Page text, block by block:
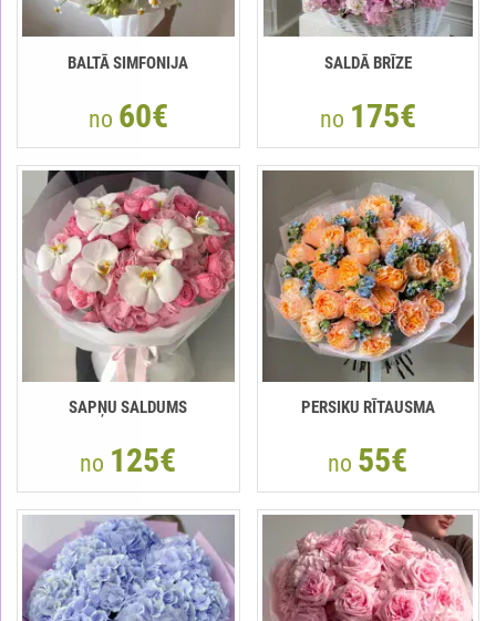
BALTĀ SIMFONIJA
no 60€
SALDĀ BRĪZE
no 175€
SAPŅU SALDUMS
no 125€
PERSIKU RĪTAUSMA
no 55€